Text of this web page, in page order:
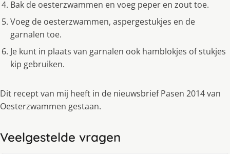
Bak de oesterzwammen en voeg peper en zout toe.
Voeg de oesterzwammen, aspergestukjes en de
garnalen toe.
Je kunt in plaats van garnalen ook hamblokjes of stukjes
kip gebruiken.
Dit recept van mij heeft in de nieuwsbrief Pasen 2014 van
Oesterzwammen gestaan.
Veelgestelde vragen